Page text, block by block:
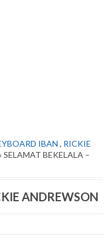
IBAN , RICKIE
SELAMAT BEKELALA –
ANDREWSON